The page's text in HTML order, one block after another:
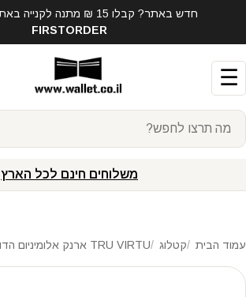
חדש באתר? קבלו 15 ₪ מתנה לקנייה באתר. קוד קופון:
FIRSTORDER
☰
משלוחים חינם לכל הארץ
עמוד הבית קטלוג TRU VIRTU ארנק אלומיניום הדור החדש - ירוק